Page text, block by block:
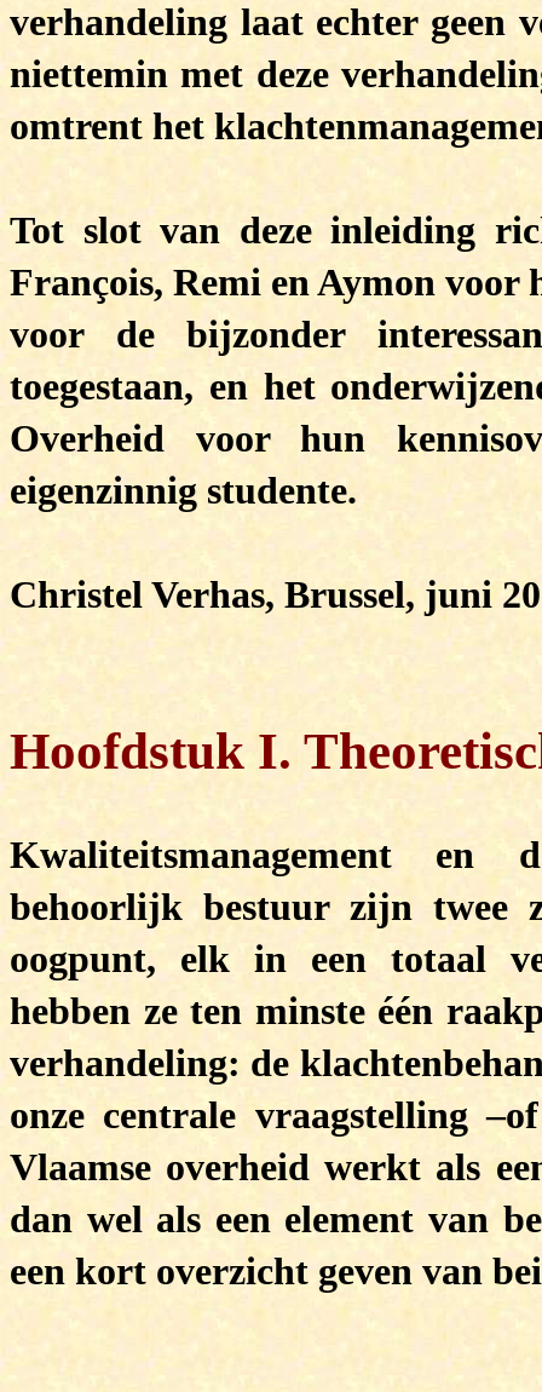
verhandeling laat echter geen
niettemin met deze
omtrent het
Tot slot van deze inleiding
François, Remi en Aymon
voor de bijzonder
toegestaan, en het
Overheid voor hun
eigenzinnig studente.
Christel Verhas, Brussel, juni
Hoofdstuk I.
Kwaliteitsmanagement en
behoorlijk bestuur zijn twee
oogpunt, elk in een totaal
hebben ze ten minste één
verhandeling: de
onze centrale vraagstelling
Vlaamse overheid werkt als
dan wel als een element van
een kort overzicht geven van